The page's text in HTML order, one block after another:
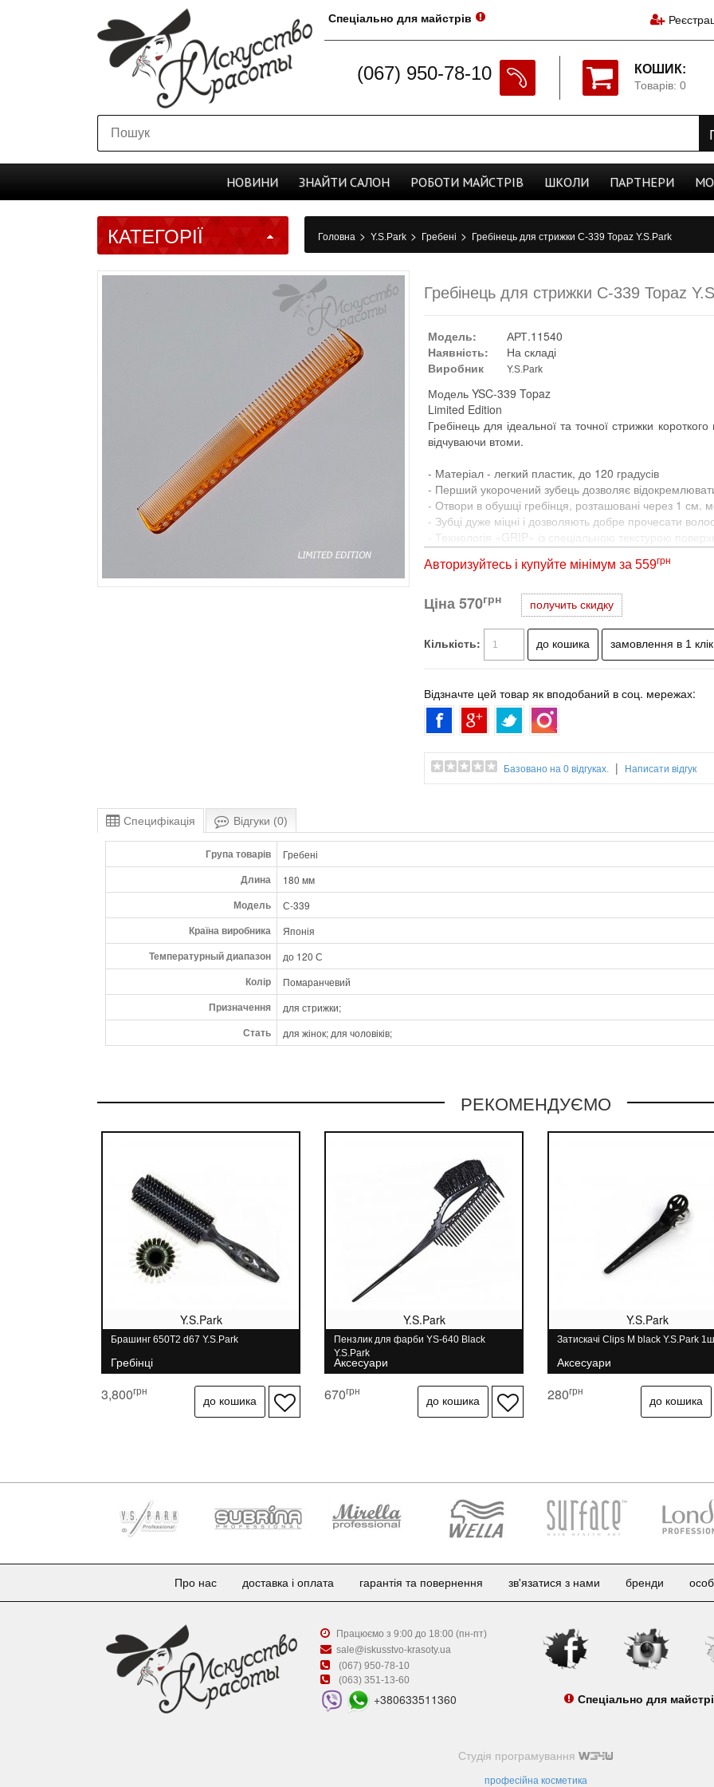
Спеціально для майстрів
КОШИК:
Товарів: 0
(067) 950-78-10
НОВИНИ ЗНАЙТИ CАЛОН РОБОТИ МАЙСТРІВ ШКОЛИ ПАРТНЕРИ
КАТЕГОРІЇ Головна > Y.S.Park > Гребені > Гребінець для стрижки C-339 Topaz Y.S.Park
Гребінець для стрижки C-339 Topaz
Модель:
АРТ.11540
Наявність:
На складі
Виробник
Y.S.Park
Модель YSC-339 Topaz
Limited Edition
Гребінець для ідеальної та точної стрижки
відчуваючи втоми.
- Матеріал - легкий пластик, до 120 градусів
- Перший укорочений зубець дозволяє
- Отвори в обушці гребінця, розташовані через 1 см.
- Зубці дуже міцні і дозволяють добре прочесати
- Технологія «GRIP» із спеціальною текстурою
- Технологія "Gradually pitch", рівномірний натяг
- Панель з дрібними зубцями дозволяє стригти також і
- Вага 8грам
Відстань між зубцями по всій довжині гребінця не
ручки. При розчісуванні основний натяг припадає на
завдяки чому волосся, яке проходить через цю
витрачаючи на цей час і зусилля.
ФОРМА ПЕРШОГО ЗУБЦЯ ТА ВІДТВЕРДЖЕННЯ.
дозволяють з першого погляду дізнатися стиль
комфортного та швидкого відділення
Деякі моделі забезпечені обушком ергономічної
Авторизуйтесь і купуйте мінімум за 559грн
Ціна570грн получить скидку
Кількість:
Відзначте цей товар як вподобаний в соц. мережах:
Базовано на 0 відгуках. | Написати відгук
Специфікація Відгуки (0)
Група товарів Гребені
Длина 180 мм
Модель С-339
Країна виробника Японія
Температурный диапазон до 120 С
Колір Помаранчевий
Призначення для стрижки;
Стать для жінок; для чоловіків;
РЕКОМЕНДУЄМО
Y.S.Park
Брашинг 650T2 d67 Y.S.Park
Гребінці
3,800грн
Y.S.Park
Пензлик для фарби YS-640 Black
Y.S.Park
Аксесуари
670грн
Y.S.Park
Затискачі Clips M black Y.S.Park
Аксесуари
280грн
Про нас доставка і оплата гарантія та повернення зв'язатися з нами бренди
Працюємо з 9:00 до 18:00 (пн-пт)
sale@iskusstvo-krasoty.ua
(067) 950-78-10
(063) 351-13-60
+380633511360 Спеціально для
Студія програмування
професійна косметика